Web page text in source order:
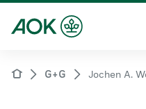
G+G Jochen A.